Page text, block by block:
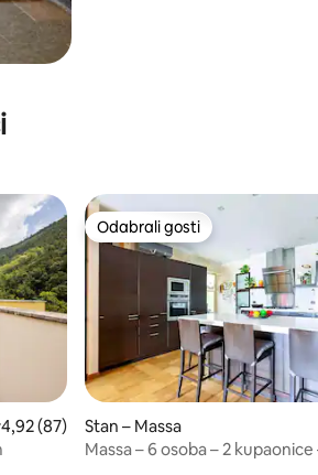
ocjena: 4,92/5, recenzija: 87
4,92 (87)
Odabrali gosti
Odabrali gosti
Stan – Massa
Massa – 6 osoba – 2